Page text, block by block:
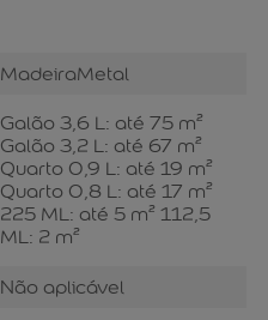
MadeiraMetal
Galão 3,6 L: até 75 m²
Galão 3,2 L: até 67 m²
Quarto 0,9 L: até 19 m²
Quarto 0,8 L: até 17 m²
225 ML: até 5 m² 112,5
ML: 2 m²
Não aplicável